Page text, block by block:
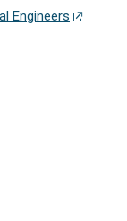
Engineers